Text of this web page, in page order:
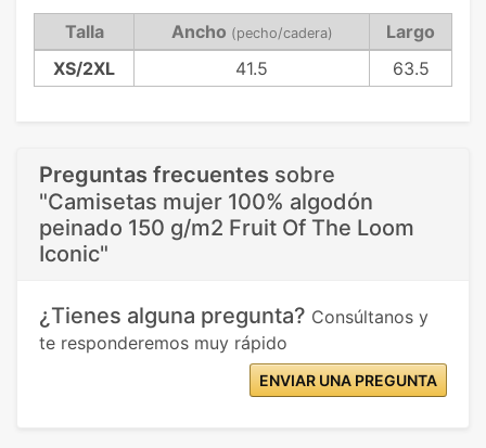
Talla Ancho (pecho/cadera)
Largo
XS/2XL
41.5 63.5
Preguntas frecuentes sobre
"Camisetas mujer 100% algodón
peinado 150 g/m2 Fruit Of The Loom
Iconic"
¿Tienes alguna pregunta? Consúltanos y
te responderemos muy rápido
ENVIAR UNA PREGUNTA